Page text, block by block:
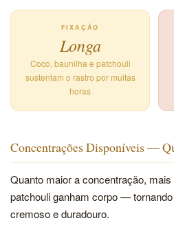
FIXAÇÃO
Longa
Coco, baunilha e patchouli
sustentam o rastro por muitas
horas
Concentrações Disponíveis —
Quanto maior a concentração,
patchouli ganham corpo —
cremoso e duradouro.